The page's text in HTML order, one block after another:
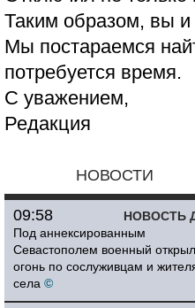
Таким образом, вы
Мы постараемся
потребуется время.
С уважением,
Редакция
НОВОСТИ
НОВОСТЬ
09:58
Под аннексированным
Севастополем военный открыл
огонь по сослуживцам и
села ©